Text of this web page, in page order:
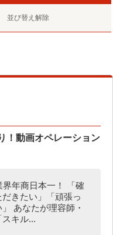
並び替え解除
！動画オペレーション
界年商日本一！ 「確
きたい」「頑張っ
あなたが理容師・
キル...